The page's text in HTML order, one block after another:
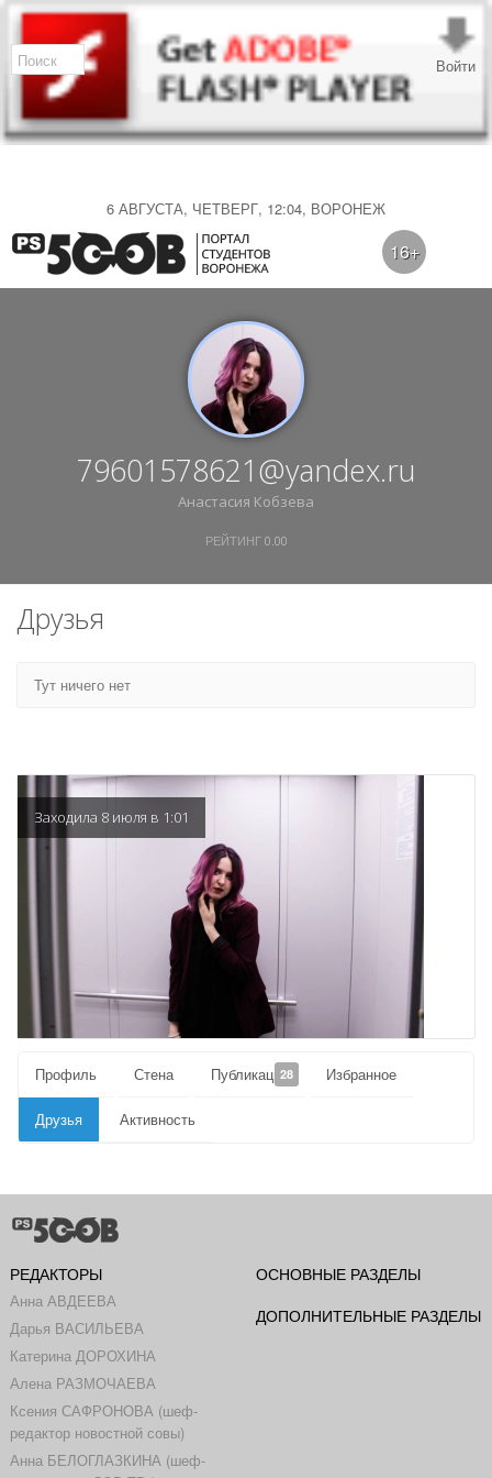
6 АВГУСТА, ЧЕТВЕРГ, 12:04, ВОРОНЕЖ
Войти
16+
79601578621@yandex.ru
Анастасия Кобзева
РЕЙТИНГ 0.00
Друзья
Тут ничего нет
Заходила 8 июля в 1:01
Профиль Стена Публикации28 Избранное
Друзья Активность
РЕДАКТОРЫ
Анна АВДЕЕВА
Дарья ВАСИЛЬЕВА
Катерина ДОРОХИНА
Алена РАЗМОЧАЕВА
Ксения САФРОНОВА (шеф-
редактор новостной совы)
Анна БЕЛОГЛАЗКИНА (шеф-
ОСНОВНЫЕ РАЗДЕЛЫ
ДОПОЛНИТЕЛЬНЫЕ РАЗДЕЛЫ